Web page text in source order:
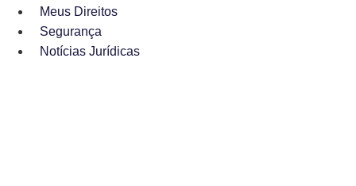
Meus Direitos
Segurança
Notícias Jurídicas